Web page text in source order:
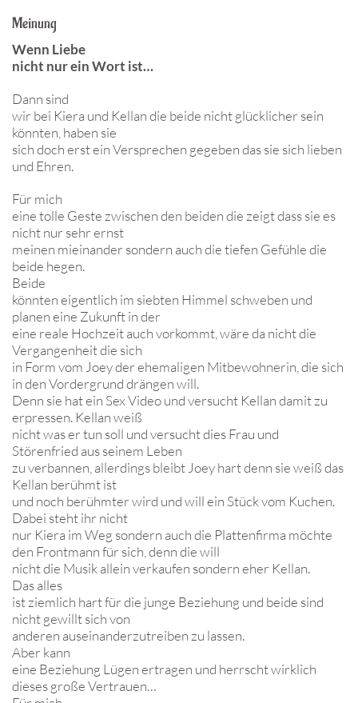
Meinung
Wenn Liebe
nicht nur ein Wort ist…
Dann sind
wir bei Kiera und Kellan die beide nicht glücklicher sein
könnten, haben sie
sich doch erst ein Versprechen gegeben das sie sich lieben
und Ehren.
Für mich
eine tolle Geste zwischen den beiden die zeigt dass sie es
nicht nur sehr ernst
meinen mieinander sondern auch die tiefen Gefühle die
beide hegen.
Beide
könnten eigentlich im siebten Himmel schweben und
planen eine Zukunft in der
eine reale Hochzeit auch vorkommt, wäre da nicht die
Vergangenheit die sich
in Form vom Joey der ehemaligen Mitbewohnerin, die sich
in den Vordergrund drängen will.
Denn sie hat ein Sex Video und versucht Kellan damit zu
erpressen. Kellan weiß
nicht was er tun soll und versucht dies Frau und
Störenfried aus seinem Leben
zu verbannen, allerdings bleibt Joey hart denn sie weiß das
Kellan berühmt ist
und noch berühmter wird und will ein Stück vom Kuchen.
Dabei steht ihr nicht
nur Kiera im Weg sondern auch die Plattenfirma möchte
den Frontmann für sich, denn die will
nicht die Musik allein verkaufen sondern eher Kellan.
Das alles
ist ziemlich hart für die junge Beziehung und beide sind
nicht gewillt sich von
anderen auseinanderzutreiben zu lassen.
Aber kann
eine Beziehung Lügen ertragen und herrscht wirklich
dieses große Vertrauen…